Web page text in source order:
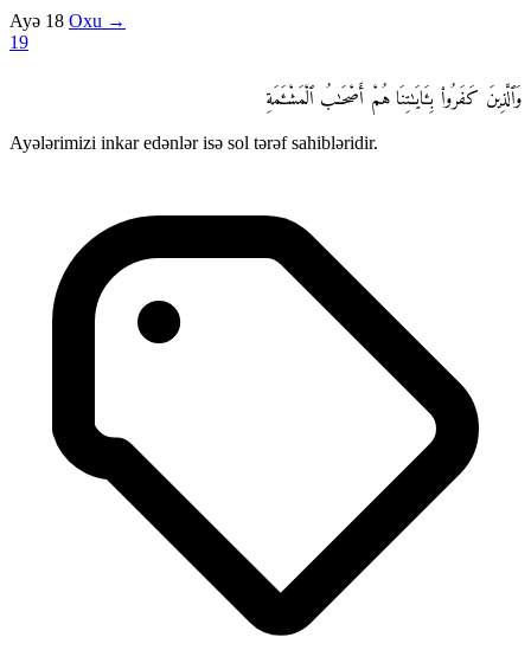
Ayə 18 Oxu →
19
وَٱلَّذِينَ كَفَرُوا۟ بِـَٔايَـٰتِنَا هُمْ أَصْحَـٰبُ ٱلْمَشْـَٔمَةِ
Ayələrimizi inkar edənlər isə sol tərəf sahibləridir.